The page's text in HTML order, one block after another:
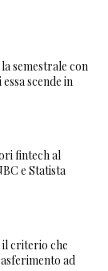
semestrale con
scende in
fintech al
e Statista
il criterio che
ad